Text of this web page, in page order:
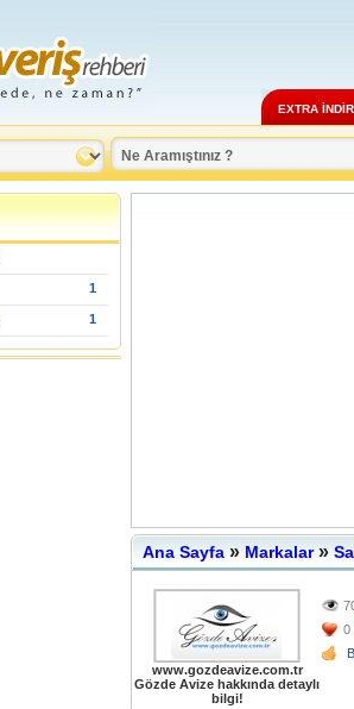
EXTRA
1
1
Ana Sayfa » Markalar»
www.gozdeavize.com.tr
Gözde Avize hakkında detaylı
bilgi!
0